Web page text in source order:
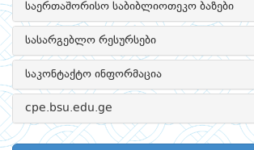
საერთაშორისო საბიბლიოთეკო ბაზები
სასარგებლო რესურსები
საკონტაქტო ინფორმაცია
cpe.bsu.edu.ge